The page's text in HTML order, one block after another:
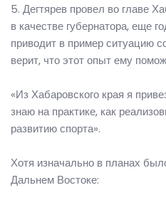
5. Дегтярев провел во главе
в качестве губернатора, еще
приводит в пример ситуацию
верит, что этот опыт ему
«Из Хабаровского края я
знаю на практике, как
развитию спорта».
Хотя изначально в планах
Дальнем Востоке: